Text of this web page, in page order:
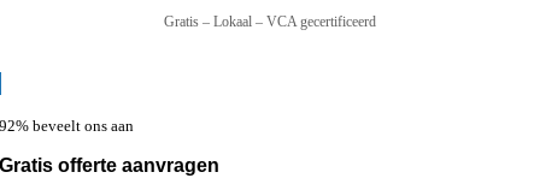
Gratis – Lokaal – VCA gecertificeerd
92% beveelt ons aan
Gratis offerte aanvragen